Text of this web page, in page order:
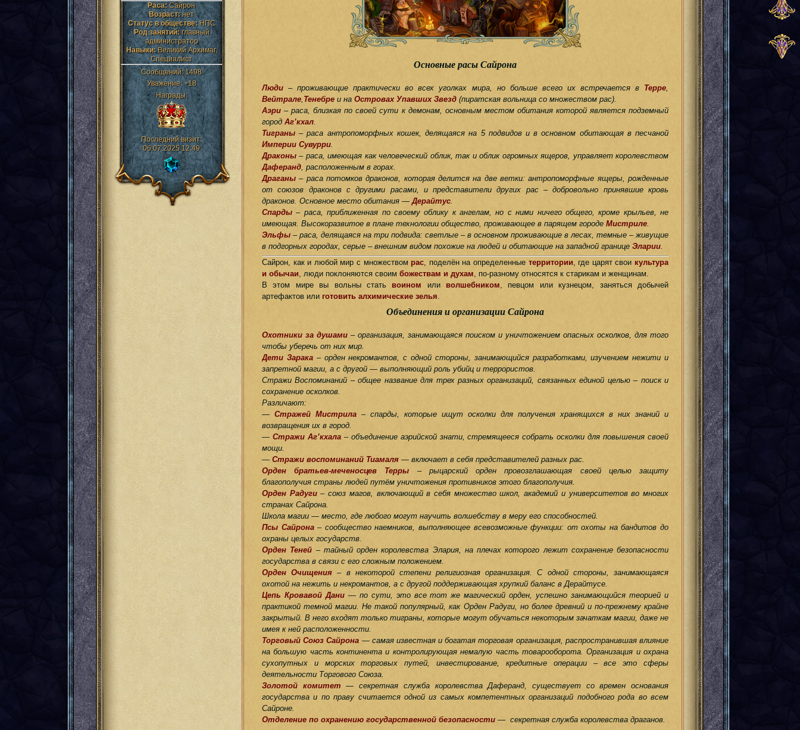
Раса:Сайрон
Возраст:нет
Статус в обществе:НПС
Род занятий:главный
администратор
Навыки:Великий Архимаг,
Специалист
Сообщений:1498
Уважение: +18
Награды:
Последний визит:
06.07.2025 12:49
Основные расы Сайрона
Люди – проживающие практически во всех уголках мира, но больше всего их встречается в Терре
Вейтрале Тенебре и на Островах Упавших Звезд (пиратская вольница со множеством рас).
Аэри – раса, близкая по своей сути к демонам, основным местом обитания которой является подземный
город Аг’кхал
Тиграны – раса антропоморфных кошек, делящаяся на 5 подвидов и в основном обитающая в песчаной
Империи Сувурри
Драконы – раса, имеющая как человеческий облик, так и облик огромных ящеров, управляет королевством
Даферанд , расположенным в горах.
Драганы – раса потомков драконов, которая делится на две ветки: антропоморфные ящеры, рожденные
от союзов драконов с другими расами, и представители других рас – добровольно принявшие кровь
драконов. Основное место обитания — Дерайтус
Спарды – раса, приближенная по своему облику к ангелам, но с ними ничего общего, кроме крыльев, не
имеющая. Высокоразвитое в плане технологии общество, проживающее в парящем городе Мистриле
Эльфы – раса, делящаяся на три подвида: светлые – в основном проживающие в лесах, темные – живущие
в подгорных городах, серые – внешним видом похожие на людей и обитающие на западной границе Эларии
Сайрон, как и любой мир с множеством рас, поделён на определенные территории, где царят своикультура
и обычаи, люди поклоняются своим божествам и духам, по-разному относятся к старикам и женщинам.
В этом мире вы вольны стать воином или волшебником, певцом или кузнецом, заняться добычей
артефактов или готовить алхимические зелья.
Объединения и организации Сайрона
Охотники за душами – организация, занимающаяся поиском и уничтожением опасных осколков, для того
чтобы уберечь от них мир.
Дети Зарака– орден некромантов, с одной стороны, занимающийся разработками, изучением нежити и
запретной магии, а с другой — выполняющий роль убийц и террористов.
Стражи Воспоминаний – общее название для трех разных организаций, связанных единой целью – поиск и
сохранение осколков.
Различают:
— Стражей Мистрила – спарды, которые ищут осколки для получения хранящихся в них знаний и
возвращения их в город.
— Стражи Аг’кхала– объединение аэрийской знати, стремящееся собрать осколки для повышения своей
мощи.
— Стражи воспоминаний Тиамаля — включает в себя представителей разных рас.
Орден братьев-меченосцев Терры – рыцарский орден провозглашающая своей целью защиту
благополучия страны людей путём уничтожения противников этого благополучия.
Орден Радуги– союз магов, включающий в себя множество школ, академий и университетов во многих
странах Сайрона.
Школа магии — место, где любого могут научить волшебству в меру его способностей.
Псы Сайрона– сообщество наемников, выполняющее всевозможные функции: от охоты на бандитов до
охраны целых государств.
Орден Теней – тайный орден королевства Элария, на плечах которого лежит сохранение безопасности
государства в связи с его сложным положением.
Орден Очищения – в некоторой степени религиозная организация. С одной стороны, занимающаяся
охотой на нежить и некромантов, а с другой поддерживающая хрупкий баланс в Дерайтусе.
Цепь Кровавой Дани— по сути, это все тот же магический орден, успешно занимающийся теорией и
практикой темной магии. Не такой популярный, как Орден Радуги, но более древний и по-прежнему крайне
закрытый. В него входят только тиграны, которые могут обучаться некоторым зачаткам магии, даже не
имея к ней расположенности.
Торговый Союз Сайрона — самая известная и богатая торговая организация, распространившая влияние
на большую часть континента и контролирующая немалую часть товарооборота. Организация и охрана
сухопутных и морских торговых путей, инвестирование, кредитные операции – все это сферы
деятельности Торгового Союза.
Золотой комитет — секретная служба королевства Даферанд, существует со времен основания
государства и по праву считается одной из самых компетентных организаций подобного рода во всем
Сайроне.
Отделение по охранению государственной безопасности — секретная служба королевства драганов.